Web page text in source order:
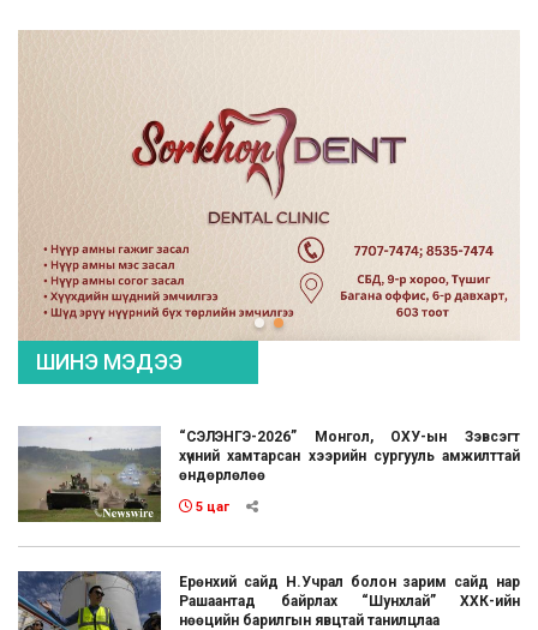
ШИНЭ МЭДЭЭ
“СЭЛЭНГЭ-2026” Монгол, ОХУ-ын Зэвсэгт
хүчний хамтарсан хээрийн сургууль амжилттай
өндөрлөлөө
5 цаг
Ерөнхий сайд Н.Учрал болон зарим сайд нар
Рашаантад байрлах “Шунхлай” ХХК-ийн
нөөцийн барилгын явцтай танилцлаа